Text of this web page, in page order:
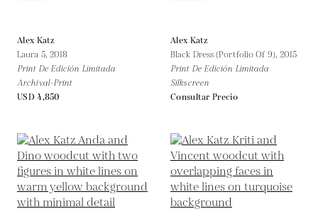
Alex Katz
Laura 5, 2018
Print De Edición Limitada
Archival-Print
USD 4,850
Alex Katz
Black Dress (Portfolio Of 9),2015
Print De Edición Limitada
Silkscreen
Consultar Precio